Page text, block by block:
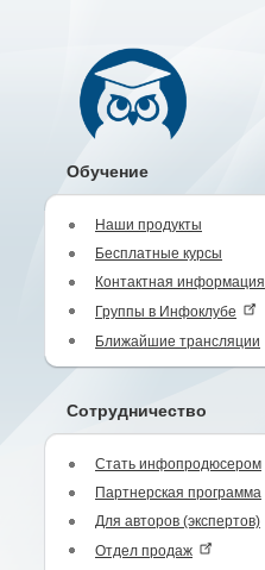
Обучение
Наши продукты
Бесплатные курсы
Контактная информация
Группы в Инфоклубе
Ближайшие трансляции
Сотрудничество
Стать инфопродюсером
Партнерская программа
Для авторов (экспертов)
Отдел продаж